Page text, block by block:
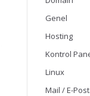
Genel
Hosting
Kontrol
Linux
Mail / E-